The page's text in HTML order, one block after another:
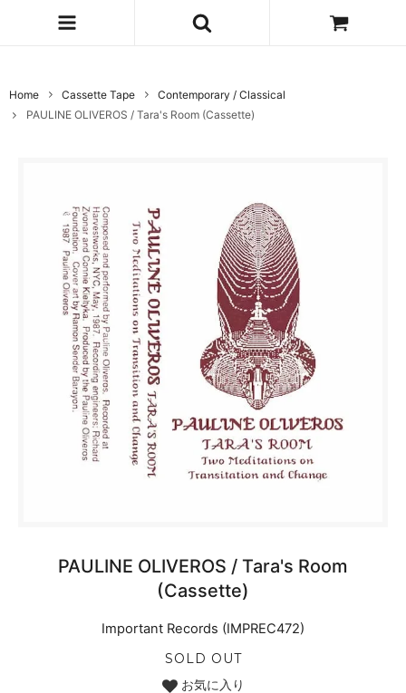
Home Cassette Tape
Contemporary / Classical
PAULINE OLIVEROS / Tara's Room (Cassette)
PAULINE OLIVEROS / Tara's Room
(Cassette)
Important Records (IMPREC472)
SOLD OUT
お気に入り